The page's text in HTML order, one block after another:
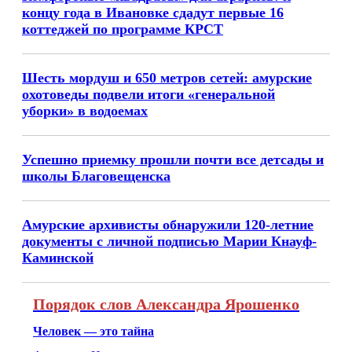
концу года в Ивановке сдадут первые 16
коттеджей по программе КРСТ
Шесть мордуш и 650 метров сетей: амурские
охотоведы подвели итоги «генеральной
уборки» в водоемах
Успешно приемку прошли почти все детсады и
школы Благовещенска
Амурские архивисты обнаружили 120-летние
документы с личной подписью Марии Кнауф-
Каминской
Порядок слов Александра Ярошенко
Человек — это тайна